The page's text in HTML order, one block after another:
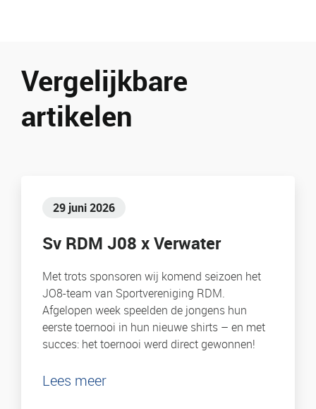
Vergelijkbare
artikelen
29 juni 2026
Sv RDM J08 x Verwater
Met trots sponsoren wij komend seizoen het
JO8-team van Sportvereniging RDM.
Afgelopen week speelden de jongens hun
eerste toernooi in hun nieuwe shirts – en met
succes: het toernooi werd direct gewonnen!
Lees meer